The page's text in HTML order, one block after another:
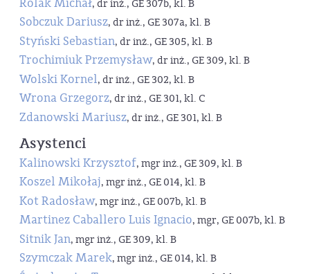
Rolak Michał, dr inż., GE 307b, kl. B
Sobczuk Dariusz, dr inż., GE 307a, kl. B
Styński Sebastian, dr inż., GE 305, kl. B
Trochimiuk Przemysław, dr inż., GE 309, kl. B
Wolski Kornel, dr inż., GE 302, kl. B
Wrona Grzegorz, dr inż., GE 301, kl. C
Zdanowski Mariusz, dr inż., GE 301, kl. B
Asystenci
Kalinowski Krzysztof, mgr inż., GE 309, kl. B
Koszel Mikołaj, mgr inż., GE 014, kl. B
Kot Radosław, mgr inż., GE 007b, kl. B
Martinez Caballero Luis Ignacio, mgr, GE 007b, kl. B
Sitnik Jan, mgr inż., GE 309, kl. B
Szymczak Marek, mgr inż., GE 014, kl. B